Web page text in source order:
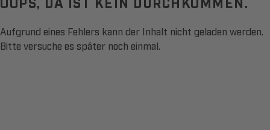
Aufgrund eines Fehlers kann der Inhalt nicht geladen werden.
Bitte versuche es später noch einmal.